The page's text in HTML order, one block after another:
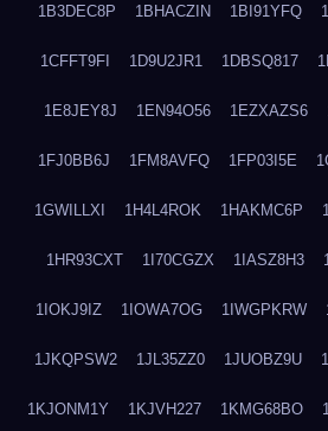
1B3DEC8P 1BHACZIN 1BI91YFQ
1CFFT9FI 1D9U2JR1 1DBSQ817
1E8JEY8J 1EN94O56 1EZXAZS6
1FJ0BB6J 1FM8AVFQ 1FP03I5E
1GWILLXI 1H4L4ROK 1HAKMC6P
1HR93CXT 1I70CGZX 1IASZ8H3
1IOKJ9IZ 1IOWA7OG 1IWGPKRW
1JKQPSW2 1JL35ZZ0 1JUOBZ9U
1KJONM1Y 1KJVH227 1KMG68BO